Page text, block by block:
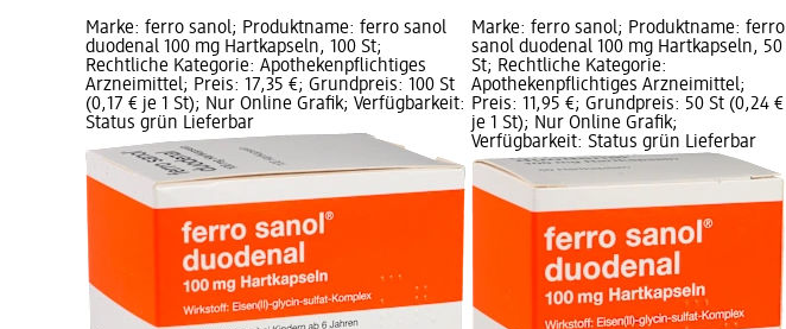
Marke: ferro sanol; Produktname: ferro sanol
duodenal 100 mg Hartkapseln, 100 St;
Rechtliche Kategorie: Apothekenpflichtiges
Arzneimittel; Preis: 17,35 €; Grundpreis: 100 St
(0,17 € je 1 St); Nur Online Grafik; Verfügbarkeit:
Status grün Lieferbar
Marke: ferro sanol; Produktname: ferro
sanol duodenal 100 mg Hartkapseln, 50
St; Rechtliche Kategorie:
Apothekenpflichtiges Arzneimittel;
Preis: 11,95 €; Grundpreis: 50 St (0,24 €
je 1 St); Nur Online Grafik;
Verfügbarkeit: Status grün Lieferbar